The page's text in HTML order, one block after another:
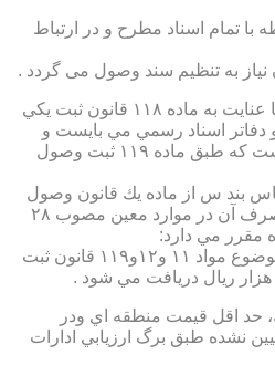
با تمام اسناد مطرح و در ارتباط
به تنظیم سند وصول می گردد .
بخش اول – حق الثبت املاک:با عنايت به ماده ۱۱۸ قانون ثبت يكي
دفاتر اسناد رسمي مي بايست و
صول گردد حق الثبت املاك است كه طبق ماده ۱۱۹ ثبت وصول
بر اساس بند س از ماده يك قانون وصول
برخي از درآمدهاي دولت و مصرف آن در موارد معين مصوب ۲۸
براي ثبت ملك دردفتر املاك موضوع مواد ۱۱ و۱۲و۱۱۹ قانون ثبت
هزار ريال دريافت مي شود .
حد اقل قيمت منطقه اي ودر
نشده طبق برگ ارزيابي ادارات